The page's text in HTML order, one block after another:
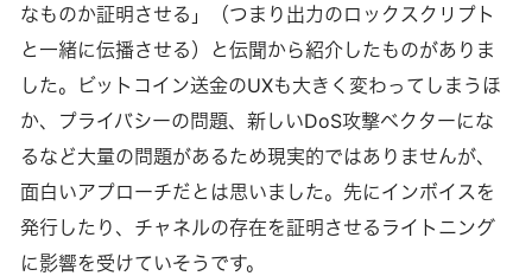
なものか証明させる」（つまり出力のロックスクリプト
と一緒に伝播させる）と伝聞から紹介したものがありま
した。ビットコイン送金のUXも大きく変わってしまうほ
か、プライバシーの問題、新しいDoS攻撃ベクターにな
るなど大量の問題があるため現実的ではありませんが、
面白いアプローチだとは思いました。先にインボイスを
発行したり、チャネルの存在を証明させるライトニング
に影響を受けていそうです。